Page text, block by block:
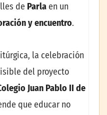
de Parla en un
y encuentro.
la celebración
del proyecto
Juan Pablo II de
que educar no